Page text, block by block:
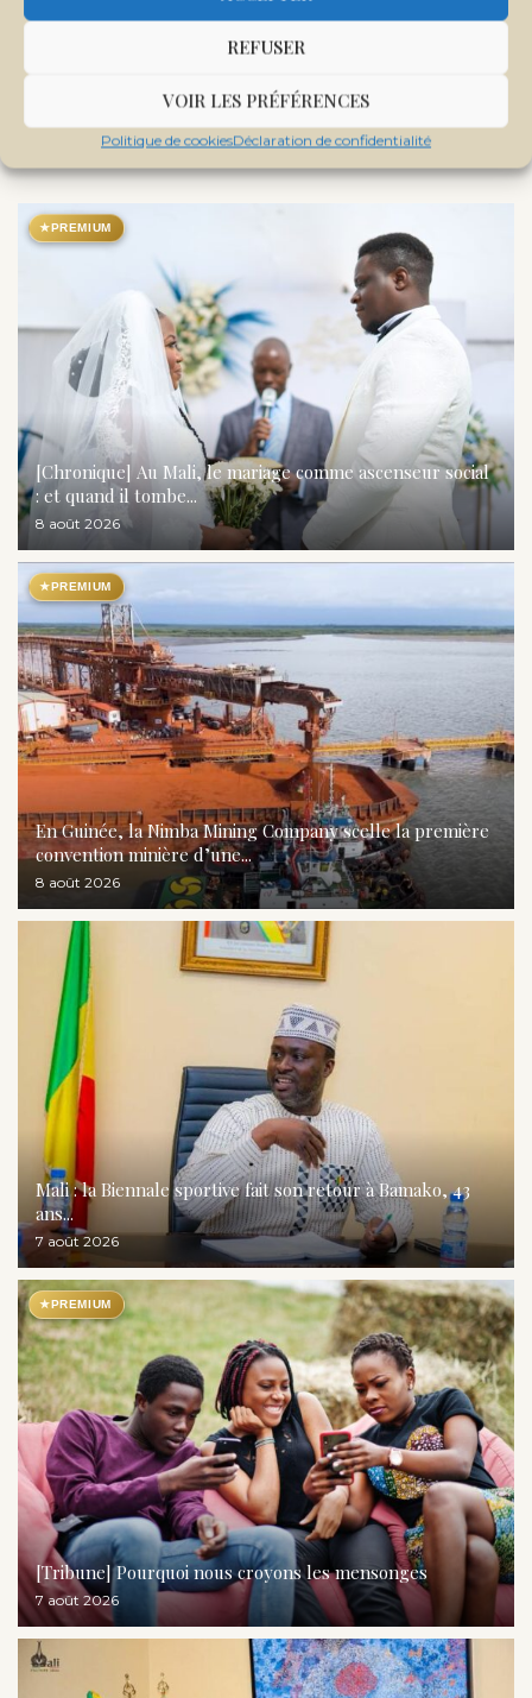
REFUSER
VOIR LES PRÉFÉRENCES
Politique de cookiesDéclaration de confidentialité
DANS LA MÊME RUBRIQUE
★PREMIUM
[Chronique] Au Mali, le mariage comme ascenseur social
: et quand il tombe...
8 août 2026
★PREMIUM
En Guinée, la Nimba Mining Company scelle la première
convention minière d’une...
8 août 2026
Mali : la Biennale sportive fait son retour à Bamako, 43
ans...
7 août 2026
★PREMIUM
[Tribune] Pourquoi nous croyons les mensonges
7 août 2026